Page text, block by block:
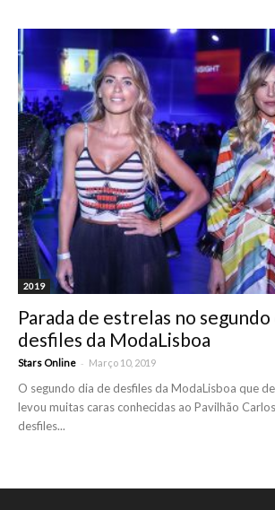
2019
Parada de estrelas no segundo
desfiles da ModaLisboa
Stars Online - Março 10, 2019
O segundo dia de desfiles da ModaLisboa que
levou muitas caras conhecidas ao Pavilhão
desfiles...